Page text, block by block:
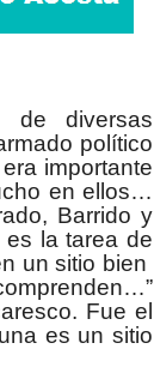
de diversas
político
importante
en ellos…
Barrido y
la tarea de
un sitio bien
Fue el
es un sitio